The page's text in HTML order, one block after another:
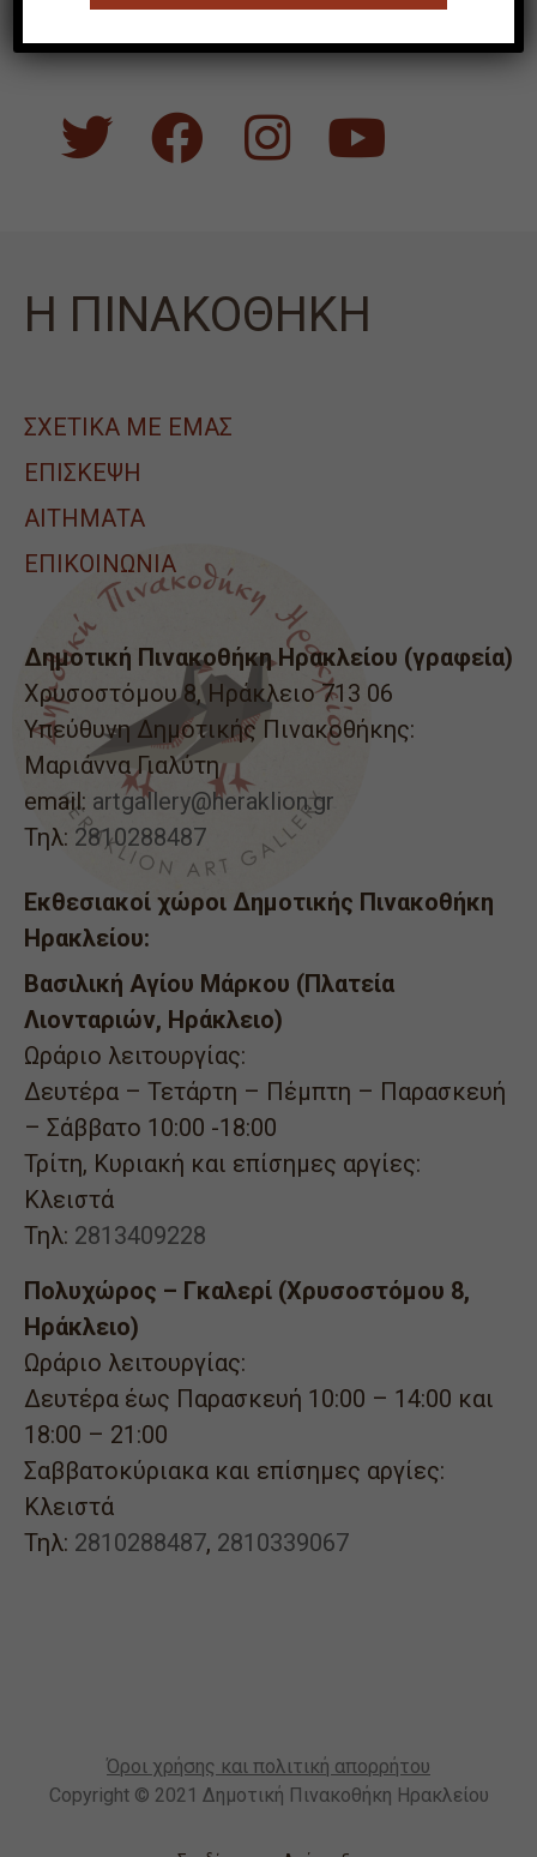
ΒΡΕΙΤΕ ΜΑΣ
Η ΠΙΝΑΚΟΘΗΚΗ
ΣΧΕΤΙΚΑ ΜΕ ΕΜΑΣ
ΕΠΙΣΚΕΨΗ
ΑΙΤΉΜΑΤΑ
ΕΠΙΚΟΙΝΩΝΙΑ
Δημοτική Πινακοθήκη Ηρακλείου (γραφεία)
Χρυσοστόμου 8, Ηράκλειο 713 06
Υπεύθυνη Δημοτικής Πινακοθήκης:
Μαριάννα Γιαλύτη
email: artgallery@heraklion.gr
Τηλ: 2810288487
Εκθεσιακοί χώροι Δημοτικής Πινακοθήκη
Ηρακλείου:
Βασιλική Αγίου Μάρκου (Πλατεία
Λιονταριών, Ηράκλειο)
Ωράριο λειτουργίας:
Δευτέρα – Τετάρτη – Πέμπτη – Παρασκευή
– Σάββατο 10:00 -18:00
Τρίτη, Κυριακή και επίσημες αργίες:
Κλειστά
Τηλ: 2813409228
Πολυχώρος – Γκαλερί (Χρυσοστόμου 8,
Ηράκλειο)
Ωράριο λειτουργίας:
Δευτέρα έως Παρασκευή 10:00 – 14:00 και
18:00 – 21:00
Σαββατοκύριακα και επίσημες αργίες:
Κλειστά
Τηλ: 2810288487, 2810339067
Όροι χρήσης και πολιτική απορρήτου
Copyright © 2021 Δημοτική Πινακοθήκη Ηρακλείου